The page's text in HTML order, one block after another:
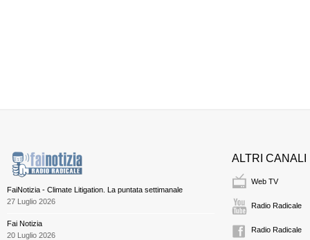
FaiNotizia - Climate Litigation. La puntata settimanale
27 Luglio 2026
Fai Notizia
20 Luglio 2026
ALTRI CANALI
Web TV
Radio Radicale
Radio Radicale